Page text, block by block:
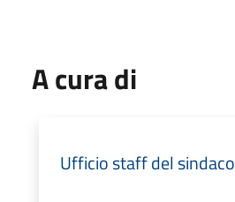
A cura di
Ufficio staff del sindaco